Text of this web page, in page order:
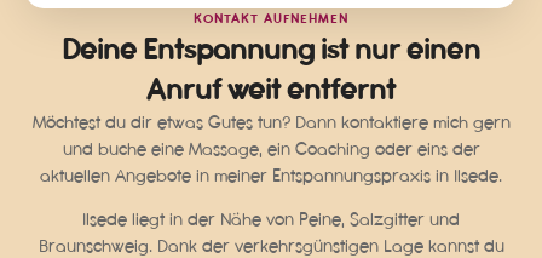
KONTAKT AUFNEHMEN
Deine Entspannung ist nur einen
Anruf weit entfernt
Möchtest du dir etwas Gutes tun? Dann kontaktiere mich gern
und buche eine Massage, ein Coaching oder eins der
aktuellen Angebote in meiner Entspannungspraxis in Ilsede.
Ilsede liegt in der Nähe von Peine, Salzgitter und
Braunschweig. Dank der verkehrsgünstigen Lage kannst du